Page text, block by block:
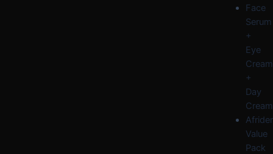
Face
Serum
+
Eye
Cream
+
Day
Cream
Value
Pack